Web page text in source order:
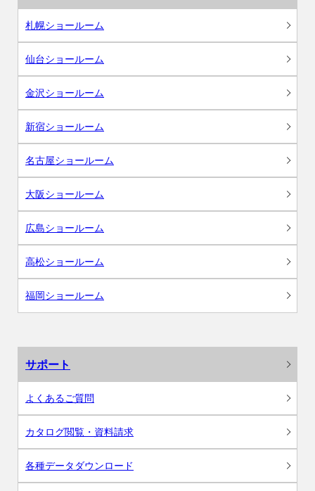
札幌ショールーム
仙台ショールーム
金沢ショールーム
新宿ショールーム
名古屋ショールーム
大阪ショールーム
広島ショールーム
高松ショールーム
福岡ショールーム
サポート
よくあるご質問
カタログ閲覧・資料請求
各種データダウンロード